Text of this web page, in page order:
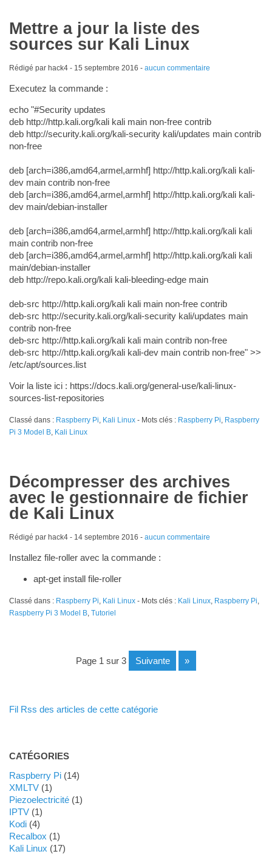
Mettre a jour la liste des
sources sur Kali Linux
Rédigé par hack4 - 15 septembre 2016 - aucun commentaire
Executez la commande :
echo "#Security updates
deb http://http.kali.org/kali kali main non-free contrib
deb http://security.kali.org/kali-security kali/updates main contrib
non-free
deb [arch=i386,amd64,armel,armhf] http://http.kali.org/kali kali-
dev main contrib non-free
deb [arch=i386,amd64,armel,armhf] http://http.kali.org/kali kali-
dev main/debian-installer
deb [arch=i386,amd64,armel,armhf] http://http.kali.org/kali kali
main contrib non-free
deb [arch=i386,amd64,armel,armhf] http://http.kali.org/kali kali
main/debian-installer
deb http://repo.kali.org/kali kali-bleeding-edge main
deb-src http://http.kali.org/kali kali main non-free contrib
deb-src http://security.kali.org/kali-security kali/updates main
contrib non-free
deb-src http://http.kali.org/kali kali main contrib non-free
deb-src http://http.kali.org/kali kali-dev main contrib non-free" >>
/etc/apt/sources.list
Voir la liste ici : https://docs.kali.org/general-use/kali-linux-
sources-list-repositories
Classé dans : Raspberry Pi, Kali Linux- Mots clés : Raspberry Pi, Raspberry
Pi 3 Model B, Kali Linux
Décompresser des archives
avec le gestionnaire de fichier
de Kali Linux
Rédigé par hack4 - 14 septembre 2016 - aucun commentaire
Installez file-roller avec la commande :
apt-get install file-roller
Classé dans : Raspberry Pi, Kali Linux- Mots clés : Kali Linux, Raspberry Pi,
Raspberry Pi 3 Model B, Tutoriel
page 1 sur 3 suivante »
Fil Rss des articles de cette catégorie
CATÉGORIES
Raspberry Pi(14)
XMLTV(1)
Piezoelectricité(1)
IPTV(1)
Kodi(4)
Recalbox (1)
Kali Linux (17)